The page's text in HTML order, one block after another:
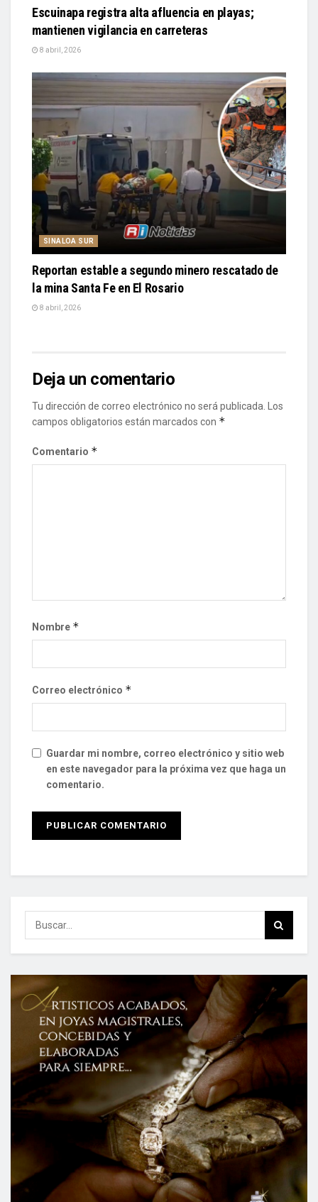
Escuinapa registra alta afluencia en playas;
mantienen vigilancia en carreteras
8 abril, 2026
SINALOA SUR
Reportan estable a segundo minero rescatado de
la mina Santa Fe en El Rosario
8 abril, 2026
Deja un comentario
Tu dirección de correo electrónico no será publicada. Los
campos obligatorios están marcados con *
Comentario *
Nombre *
Correo electrónico *
Guardar mi nombre, correo electrónico y sitio web
en este navegador para la próxima vez que haga un
comentario.